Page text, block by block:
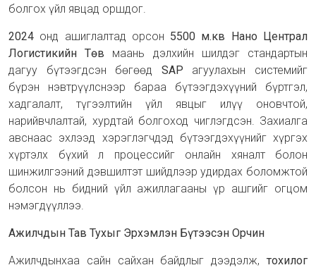
болгох үйл явцад оршдог.
2024 онд ашиглалтад орсон 5500 м.кв
Нано Централ
Логистикийн Төв маань дэлхийн шилдэг стандартын
дагуу бүтээгдсэн бөгөөд SAP агуулахын системийг
бүрэн нэвтрүүлснээр бараа бүтээгдэхүүний бүртгэл,
хадгалалт, түгээлтийн үйл явцыг илүү оновчтой,
нарийвчлалтай, хурдтай болгоход чиглэгдсэн. Захиалга
авснаас эхлээд хэрэглэгчдэд бүтээгдэхүүнийг хүргэх
хүртэлх бүхий л процессийг онлайн хяналт болон
шинжилгээний дэвшилтэт шийдлээр удирдах боломжтой
болсон нь бидний үйл ажиллагааны үр ашгийг огцом
нэмэгдүүллээ.
Ажилчдын Тав Тухыг Эрхэмлэн Бүтээсэн Орчин
Ажилчдынхаа сайн сайхан байдлыг дээдэлж, тохилог